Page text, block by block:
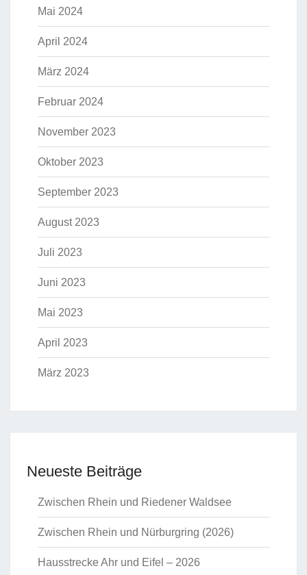
Mai 2024
April 2024
März 2024
Februar 2024
November 2023
Oktober 2023
September 2023
August 2023
Juli 2023
Juni 2023
Mai 2023
April 2023
März 2023
Neueste Beiträge
Zwischen Rhein und Riedener Waldsee
Zwischen Rhein und Nürburgring (2026)
Hausstrecke Ahr und Eifel – 2026